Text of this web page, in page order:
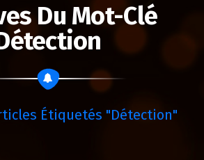
Du Mot-Clé
Étiquetés "détection"